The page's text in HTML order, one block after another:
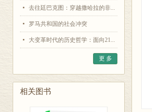
去往廷巴克图：穿越撒哈拉的非...
罗马共和国的社会冲突
大变革时代的历史哲学：面向21...
更 多
相关图书